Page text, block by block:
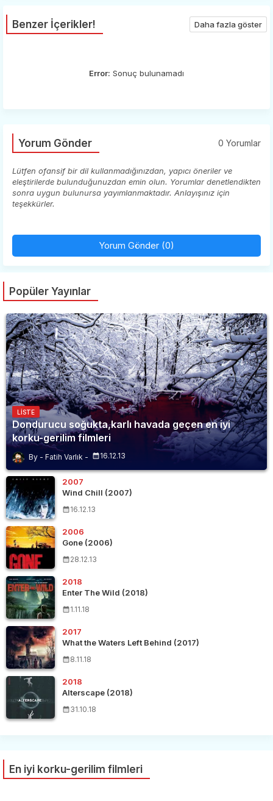
Benzer İçerikler! Daha fazla göster
Error: Sonuç bulunamadı
Yorum Gönder 0 Yorumlar
Lütfen ofansif bir dil kullanmadığınızdan, yapıcı öneriler ve
eleştirilerde bulunduğunuzdan emin olun. Yorumlar denetlendikten
sonra uygun bulunursa yayımlanmaktadır. Anlayışınız için
teşekkürler.
Yorum Gönder (0)
Popüler Yayınlar
LISTE
Dondurucu soğukta,karlı havada geçen en iyi
korku-gerilim filmleri
Fatih Varlık 16.12.13
2007
Wind Chill (2007)
16.12.13
2006
Gone (2006)
28.12.13
2018
Enter The Wild (2018)
1.11.18
2017
What the Waters Left Behind (2017)
8.11.18
2018
Alterscape (2018)
31.10.18
En iyi korku-gerilim filmleri